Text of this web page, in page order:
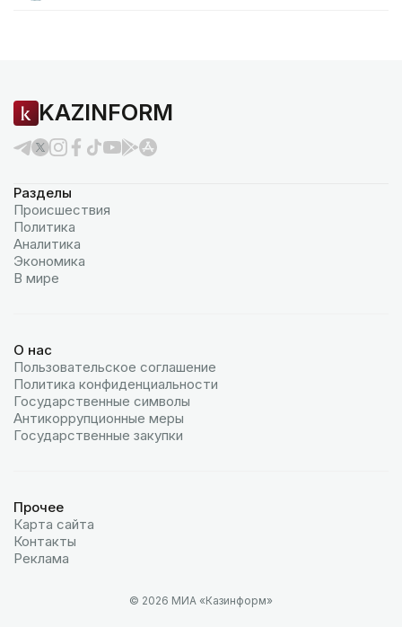
KAZINFORM
Разделы
Происшествия
Политика
Аналитика
Экономика
В мире
О нас
Пользовательское соглашение
Политика конфиденциальности
Государственные символы
Антикоррупционные меры
Государственные закупки
Прочее
Карта сайта
Контакты
Реклама
© 2026 МИА «Казинформ»